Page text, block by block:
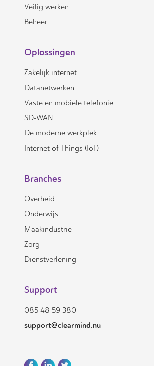
Veilig werken
Beheer
Oplossingen
Zakelijk internet
Datanetwerken
Vaste en mobiele telefonie
SD-WAN
De moderne werkplek
Internet of Things (IoT)
Branches
Overheid
Onderwijs
Maakindustrie
Zorg
Dienstverlening
Support
085 48 59 380
support@clearmind.nu